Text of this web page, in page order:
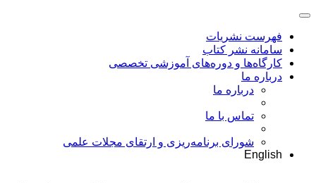
فهرست نشریات
سامانه نشر کتاب
کارگاه‌ها و دوره‌های آموزشی تخصصی
درباره ما
درباره ما
تماس با ما
شورای برنامه‌ریزی و ارتقای مجلات علمی
English